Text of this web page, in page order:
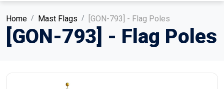
Home Mast Flags [GON-793] - Flag Poles
[GON-793] - Flag Poles